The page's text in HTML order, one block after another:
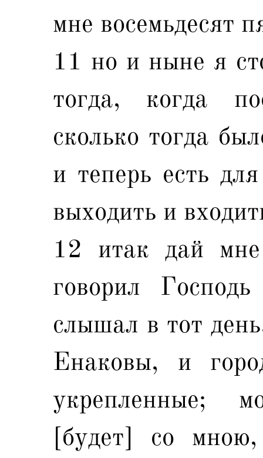
мне восемьдесят
11 но и ныне я
тогда, когда
сколько тогда
и теперь есть
выходить и
12 итак дай
говорил
слышал в тот
Енаковы, и
укрепленные;
[будет] со